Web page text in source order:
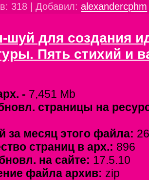
318 |Добавил: alexandercphm
шуй для создания
Пять стихий и
- 7,451 Mb
страницы на
за месяц этого файла:
страниц в арх.: 896
на сайте: 17.5.10
файла архив: zip